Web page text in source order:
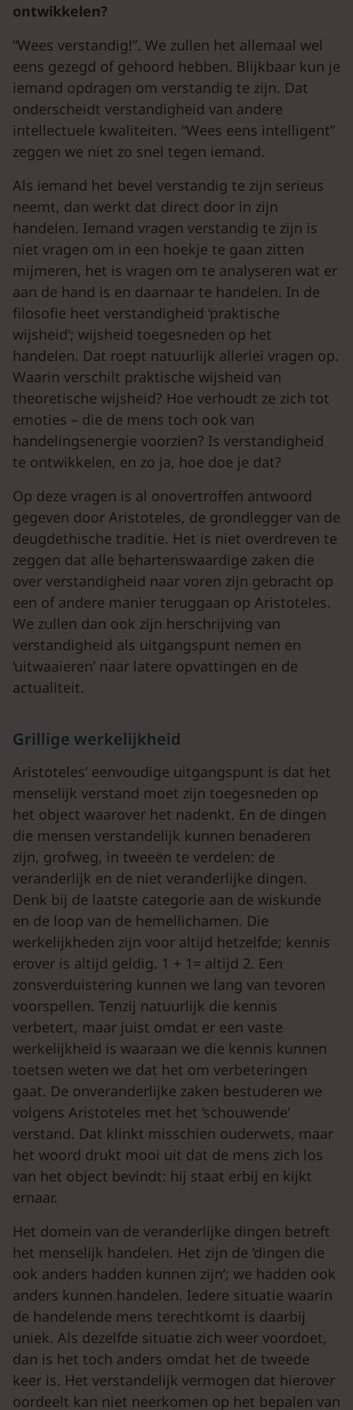
ontwikkelen?
“Wees verstandig!”. We zullen het allemaal wel
eens gezegd of gehoord hebben. Blijkbaar kun je
iemand opdragen om verstandig te zijn. Dat
onderscheidt verstandigheid van andere
intellectuele kwaliteiten. “Wees eens intelligent”
zeggen we niet zo snel tegen iemand.
Als iemand het bevel verstandig te zijn serieus
neemt, dan werkt dat direct door in zijn
handelen. Iemand vragen verstandig te zijn is
niet vragen om in een hoekje te gaan zitten
mijmeren, het is vragen om te analyseren wat er
aan de hand is en daarnaar te handelen. In de
filosofie heet verstandigheid ‘praktische
wijsheid’; wijsheid toegesneden op het
handelen. Dat roept natuurlijk allerlei vragen op.
Waarin verschilt praktische wijsheid van
theoretische wijsheid? Hoe verhoudt ze zich tot
emoties – die de mens toch ook van
handelingsenergie voorzien? Is verstandigheid
te ontwikkelen, en zo ja, hoe doe je dat?
Op deze vragen is al onovertroffen antwoord
gegeven door Aristoteles, de grondlegger van de
deugdethische traditie. Het is niet overdreven te
zeggen dat alle behartenswaardige zaken die
over verstandigheid naar voren zijn gebracht op
een of andere manier teruggaan op Aristoteles.
We zullen dan ook zijn herschrijving van
verstandigheid als uitgangspunt nemen en
‘uitwaaieren’ naar latere opvattingen en de
actualiteit.
Grillige werkelijkheid
Aristoteles’ eenvoudige uitgangspunt is dat het
menselijk verstand moet zijn toegesneden op
het object waarover het nadenkt. En de dingen
die mensen verstandelijk kunnen benaderen
zijn, grofweg, in tweeën te verdelen: de
veranderlijk en de niet veranderlijke dingen.
Denk bij de laatste categorie aan de wiskunde
en de loop van de hemellichamen. Die
werkelijkheden zijn voor altijd hetzelfde; kennis
erover is altijd geldig. 1 + 1= altijd 2. Een
zonsverduistering kunnen we lang van tevoren
voorspellen. Tenzij natuurlijk die kennis
verbetert, maar juist omdat er een vaste
werkelijkheid is waaraan we die kennis kunnen
toetsen weten we dat het om verbeteringen
gaat. De onveranderlijke zaken bestuderen we
volgens Aristoteles met het ‘schouwende’
verstand. Dat klinkt misschien ouderwets, maar
het woord drukt mooi uit dat de mens zich los
van het object bevindt: hij staat erbij en kijkt
ernaar.
Het domein van de veranderlijke dingen betreft
het menselijk handelen. Het zijn de ‘dingen die
ook anders hadden kunnen zijn’; we hadden ook
anders kunnen handelen. Iedere situatie waarin
de handelende mens terechtkomt is daarbij
uniek. Als dezelfde situatie zich weer voordoet,
dan is het toch anders omdat het de tweede
keer is. Het verstandelijk vermogen dat hierover
oordeelt kan niet neerkomen op het bepalen van